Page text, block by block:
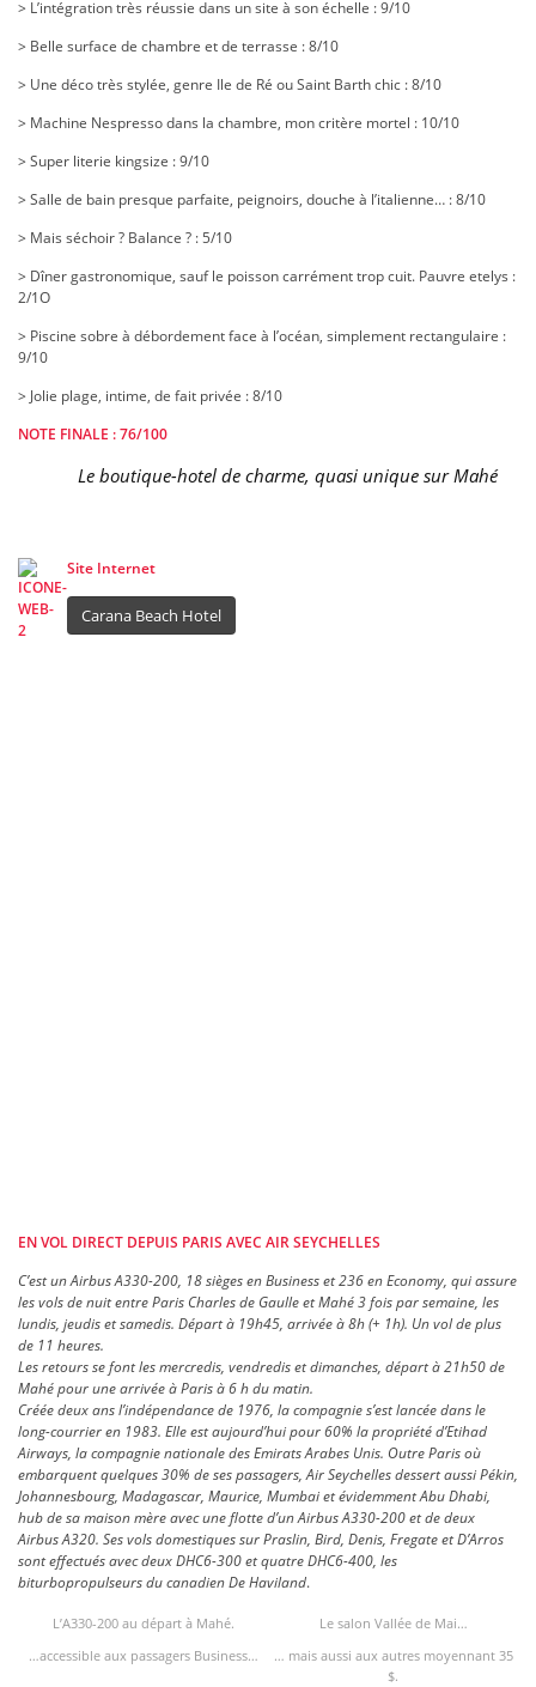
> L’intégration très réussie dans un site à son échelle : 9/10
> Belle surface de chambre et de terrasse : 8/10
> Une déco très stylée, genre Ile de Ré ou Saint Barth chic : 8/10
> Machine Nespresso dans la chambre, mon critère mortel : 10/10
> Super literie kingsize : 9/10
> Salle de bain presque parfaite, peignoirs, douche à l’italienne… : 8/10
> Mais séchoir ? Balance ? : 5/10
> Dîner gastronomique, sauf le poisson carrément trop cuit. Pauvre etelys :
2/1O
> Piscine sobre à débordement face à l’océan, simplement rectangulaire :
9/10
> Jolie plage, intime, de fait privée : 8/10
NOTE FINALE : 76/100
Le boutique-hotel de charme, quasi unique sur Mahé
Site Internet
Carana Beach Hotel
EN VOL DIRECT DEPUIS PARIS AVEC AIR SEYCHELLES
C’est un Airbus A330-200, 18 sièges en Business et 236 en Economy, qui assure
les vols de nuit entre Paris Charles de Gaulle et Mahé 3 fois par semaine, les
lundis, jeudis et samedis. Départ à 19h45, arrivée à 8h (+ 1h). Un vol de plus
de 11 heures.
Les retours se font les mercredis, vendredis et dimanches, départ à 21h50 de
Mahé pour une arrivée à Paris à 6 h du matin.
Créée deux ans l’indépendance de 1976, la compagnie s’est lancée dans le
long-courrier en 1983. Elle est aujourd’hui pour 60% la propriété d’Etihad
Airways, la compagnie nationale des Emirats Arabes Unis. Outre Paris où
embarquent quelques 30% de ses passagers, Air Seychelles dessert aussi Pékin,
Johannesbourg, Madagascar, Maurice, Mumbai et évidemment Abu Dhabi,
hub de sa maison mère avec une flotte d’un Airbus A330-200 et de deux
Airbus A320. Ses vols domestiques sur Praslin, Bird, Denis, Fregate et D’Arros
sont effectués avec deux DHC6-300 et quatre DHC6-400, les
biturbopropulseurs du canadien De Haviland.
L’A330-200 au départ à Mahé.
Le salon Vallée de Mai…
…accessible aux passagers Business…
… mais aussi aux autres moyennant 35
$.